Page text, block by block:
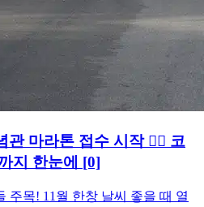
관 마라톤 접수 시작 🏃‍♂️ 코
지 한눈에 [0]
주목! 11월 한창 날씨 좋을 때 열